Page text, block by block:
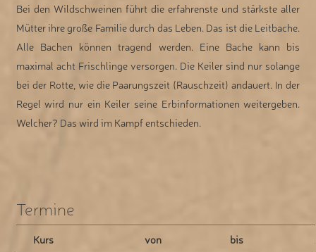
Bei den Wildschweinen führt die erfahrenste und stärkste aller
Mütter ihre große Familie durch das Leben. Das ist die Leitbache.
Alle Bachen können tragend werden. Eine Bache kann bis
maximal acht Frischlinge versorgen. Die Keiler sind nur solange
bei der Rotte, wie die Paarungszeit (Rauschzeit) andauert. In der
Regel wird nur ein Keiler seine Erbinformationen weitergeben.
Welcher? Das wird im Kampf entschieden.
Termine
Kurs von bis